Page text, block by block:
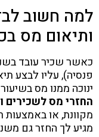
למה חשוב
ותיאום מס
כאשר שכיר עובד
פנסיה), עליו לבצע
ינוכה ממנו מס בשיעור
החזרי מס לשכירים
מקוונת, או
מגיע לך החזר גם